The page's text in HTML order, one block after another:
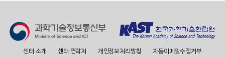
센터 소개 센터 연락처 개인정보처리방침 자동이메일수집거부